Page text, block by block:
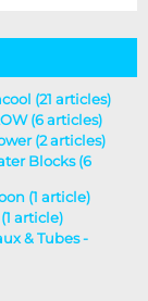
(21 articles)
(6 articles)
(2 articles)
Blocks (6
(1 article)
article)
& Tubes -